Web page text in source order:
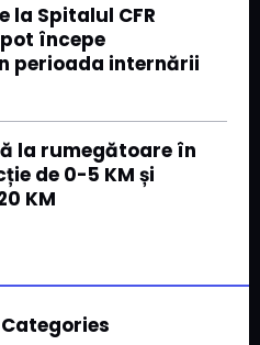
la Spitalul CFR
începe
perioada internării
la rumegătoare în
de 0-5 KM și
KM